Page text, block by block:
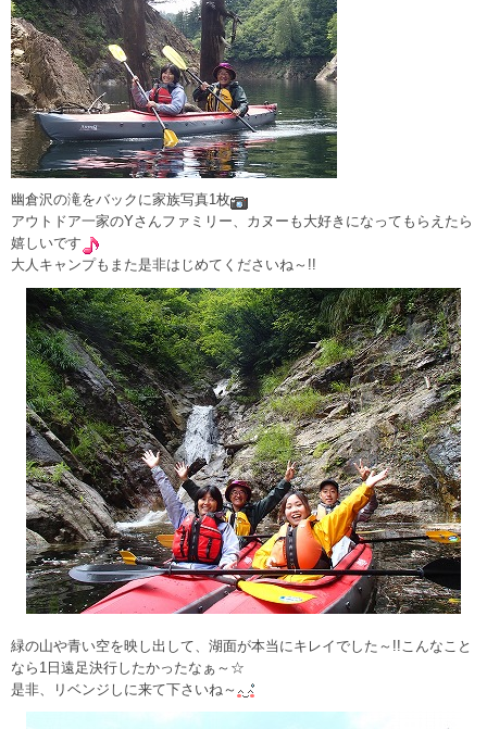
幽倉沢の滝をバックに家族写真1枚
アウトドア一家のYさんファミリー、カヌーも大好きになってもらえたら
嬉しいです
大人キャンプもまた是非はじめてくださいね～!!
緑の山や青い空を映し出して、湖面が本当にキレイでした～!!こんなこと
なら1日遠足決行したかったなぁ～☆
是非、リベンジしに来て下さいね～